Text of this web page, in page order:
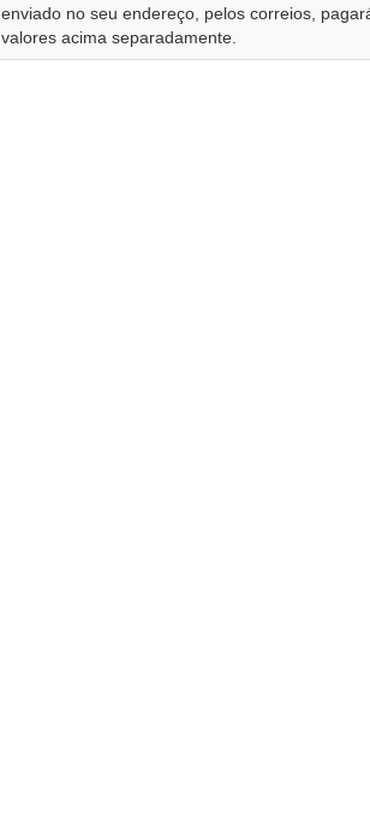
enviado no seu endereço, pelos correios,
valores acima separadamente.